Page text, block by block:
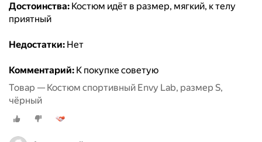
Достоинства: Костюм идёт в размер, мягкий, к телу
приятный
Недостатки: Нет
Комментарий: К покупке советую
Товар — Костюм спортивный Envy Lab, размер S,
чёрный